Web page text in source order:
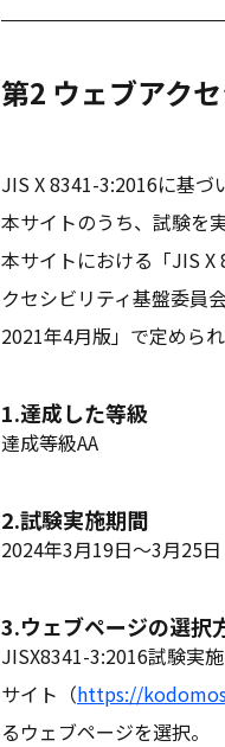
第2 ウェブアク
JIS X 8341-3:2016に基づ
本サイトのうち、試験を
本サイトにおける「JIS
クセシビリティ基盤委員
2021年4月版」で定めら
1.達成した等級
達成等級AA
2.試験実施期間
2024年3月19日～3月25日
3.ウェブページの選択
JISX8341-3:2016試験実
サイト（https://
るウェブページを選択。